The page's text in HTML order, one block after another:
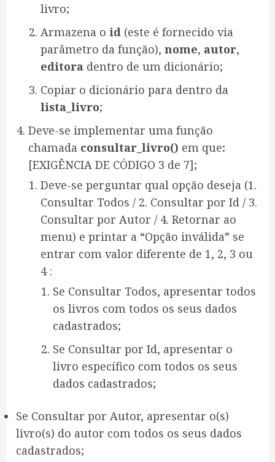
livro;
Armazena o id (este é fornecido via
parâmetro da função), nome, autor,
editora dentro de um dicionário;
Copiar o dicionário para dentro da
lista_livro;
Deve-se implementar uma função
chamada consultar_livro() em que:
[EXIGÊNCIA DE CÓDIGO 3 de 7];
Deve-se perguntar qual opção deseja (1.
Consultar Todos / 2. Consultar por Id / 3.
Consultar por Autor / 4. Retornar ao
menu) e printar a “Opção inválida” se
entrar com valor diferente de 1, 2, 3 ou
4 :
Se Consultar Todos, apresentar todos
os livros com todos os seus dados
cadastrados;
Se Consultar por Id, apresentar o
livro específico com todos os seus
dados cadastrados;
Se Consultar por Autor, apresentar o(s)
livro(s) do autor com todos os seus dados
cadastrados;